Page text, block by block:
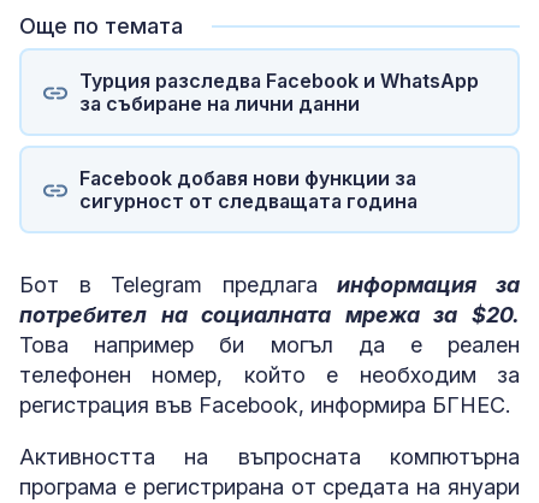
Още по темата
Турция разследва Facebook и WhatsApp
за събиране на лични данни
Facebook добавя нови функции за
сигурност от следващата година
Бот в Telegram предлагаинформация за
потребител на социалната мрежа за $20.
Това например би могъл да е реален
телефонен номер, който е необходим за
регистрация във Facebook, информира БГНЕС.
Активността на въпросната компютърна
програма е регистрирана от средата на януари